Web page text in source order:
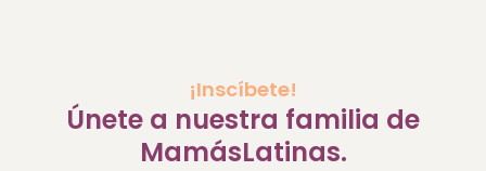
¡Inscíbete!
Únete a nuestra familia de
MamásLatinas.